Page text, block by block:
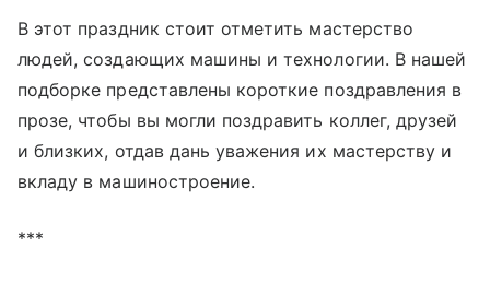
В этот праздник стоит отметить мастерство
людей, создающих машины и технологии. В нашей
подборке представлены короткие поздравления в
прозе, чтобы вы могли поздравить коллег, друзей
и близких, отдав дань уважения их мастерству и
вкладу в машиностроение.
***